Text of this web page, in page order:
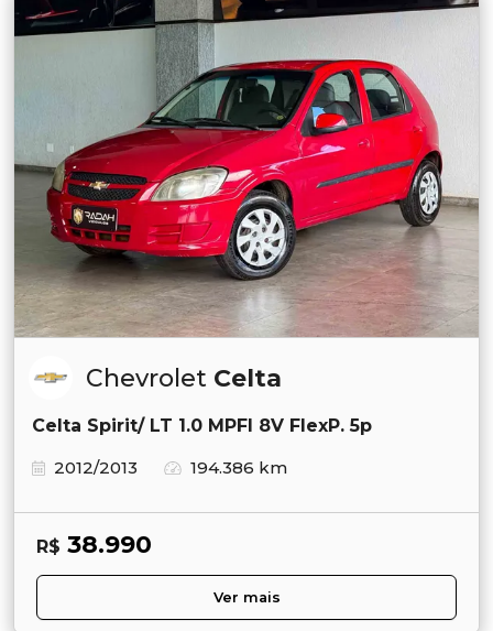
Chevrolet Celta
Celta Spirit/ LT 1.0 MPFI 8V FlexP. 5p
2012/2013
194.386 km
R$ 38.990
Ver mais